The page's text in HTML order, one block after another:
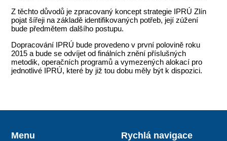
Z těchto důvodů je zpracovaný koncept strategie IPRÚ Zlín
pojat šířeji na základě identifikovaných potřeb, její zúžení
bude předmětem dalšího postupu.
Dopracování IPRÚ bude provedeno v první polovině roku
2015 a bude se odvíjet od finálních znění příslušných
metodik, operačních programů a vymezených alokací pro
jednotlivé IPRÚ, které by již tou dobu měly být k dispozici.
Menu Rychlá navigace